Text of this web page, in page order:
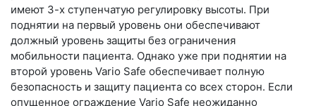
имеют 3-х ступенчатую регулировку высоты. При
поднятии на первый уровень они обеспечивают
должный уровень защиты без ограничения
мобильности пациента. Однако уже при поднятии на
второй уровень Vario Safe обеспечивает полную
безопасность и защиту пациента со всех сторон. Если
опущенное ограждение Vario Safe неожиданно